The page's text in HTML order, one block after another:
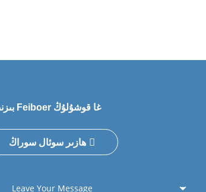
بىزنىڭ Feiboer غا قوشۇلۇڭ
ھازىر سوئال سوراڭ
Leave Your Message